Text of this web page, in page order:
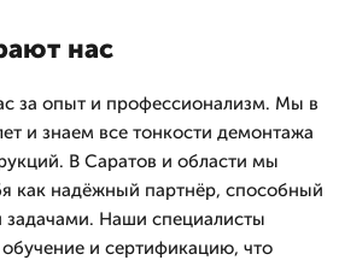
нас
за опыт и профессионализм. Мы в
и знаем все тонкости демонтажа
В Саратов и области мы
как надёжный партнёр, способный
Наши специалисты
и сертификацию, что